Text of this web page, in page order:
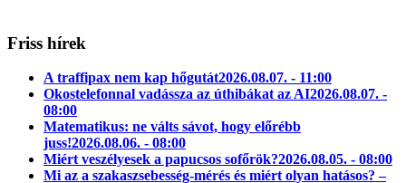
Friss hírek
A traffipax nem kap hőgutát2026.08.07. - 11:00
Okostelefonnal vadássza az úthibákat az AI2026.08.07. -
08:00
Matematikus: ne válts sávot, hogy előrébb
juss!2026.08.06. - 08:00
Miért veszélyesek a papucsos sofőrök?2026.08.05. - 08:00
Mi az a szakaszsebesség-mérés és miért olyan hatásos? –